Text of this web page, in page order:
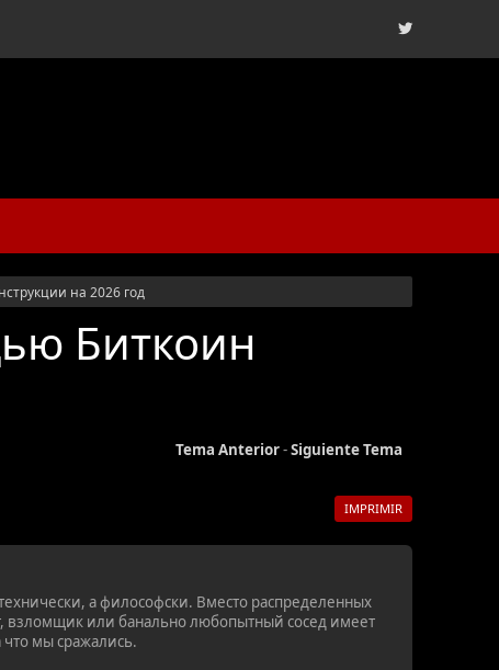
на 2026 год
Биткоин
Tema Anterior-Siguiente Tema
IMPRIMIR
а философски. Вместо распределенных
взломщик или банально любопытный сосед имеет
мы сражались.